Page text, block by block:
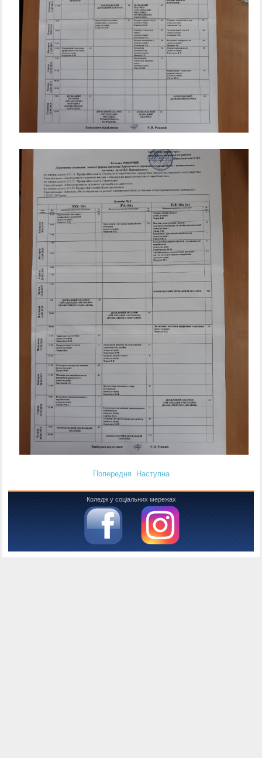
Попередня Наступна
Коледж у соціальних мережах